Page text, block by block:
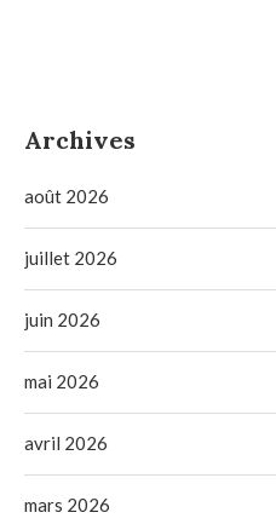
Archives
août 2026
juillet 2026
juin 2026
mai 2026
avril 2026
mars 2026